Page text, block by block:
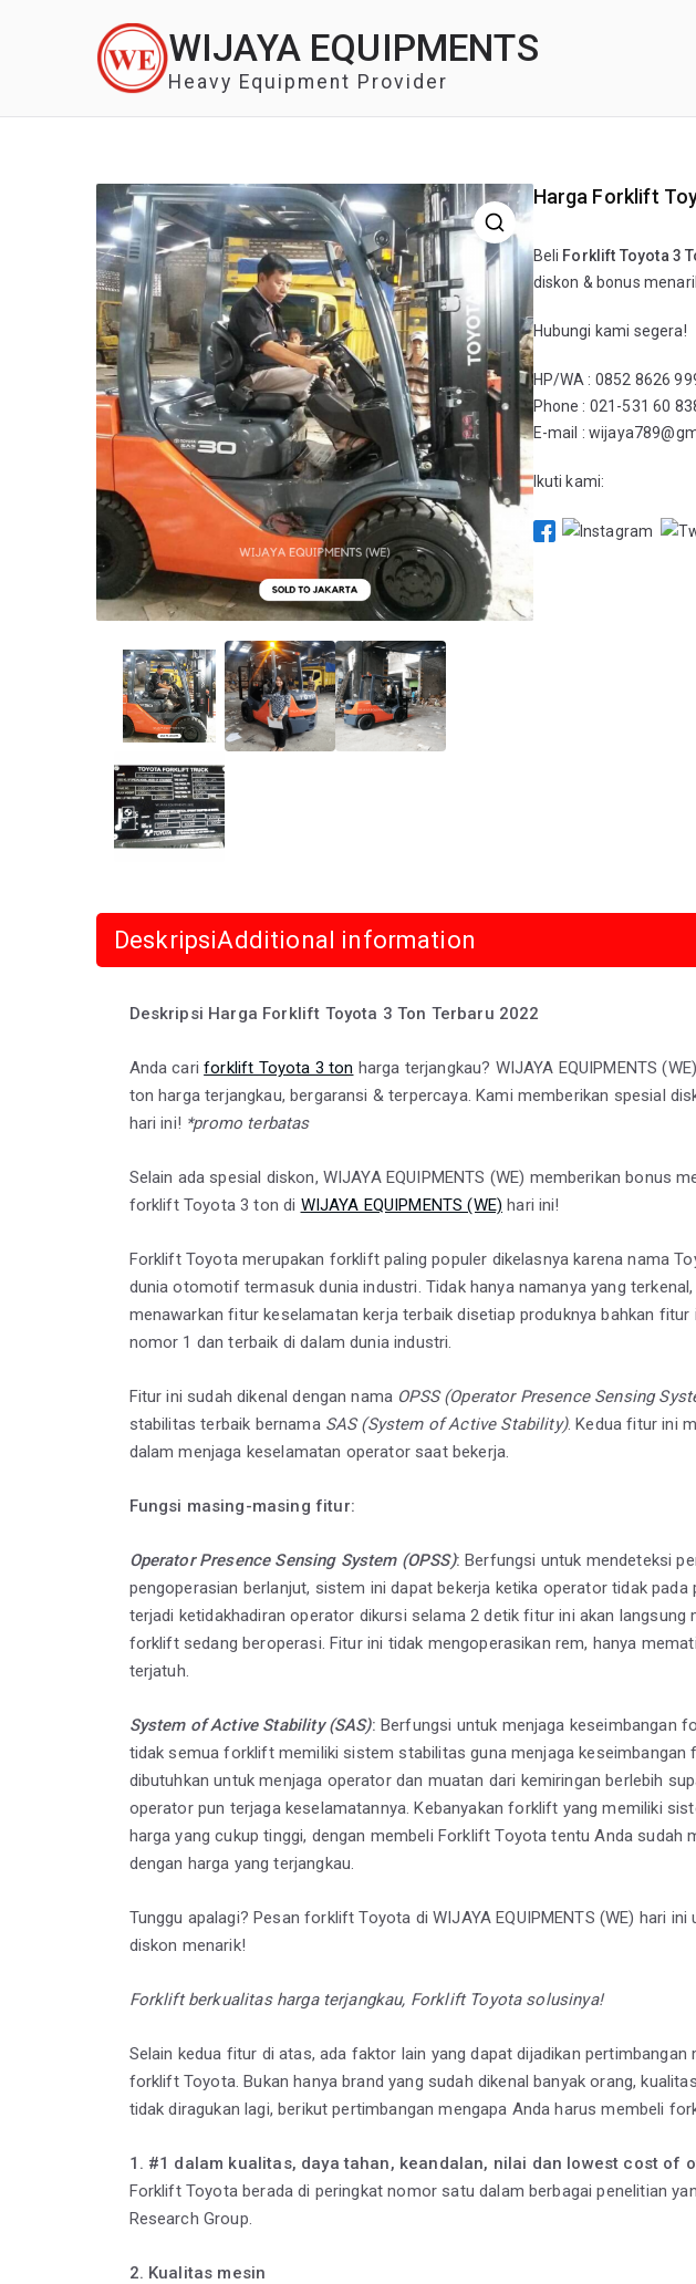
WIJAYA EQUIPMENTS
Heavy Equipment Provider
🔍
Harga Forklift
Beli Forklift Toyota 3
diskon & bonus
Hubungi kami segera!
HP/WA : 0852 8626
Phone : 021-531 60
E-mail :
Ikuti kami:
DeskripsiAdditional information
Deskripsi Harga Forklift Toyota 3 Ton Terbaru 2022
Anda cariforklift Toyota 3 ton harga terjangkau? WIJAYA EQUIPMENTS
ton harga terjangkau, bergaransi & terpercaya. Kami memberikan spesial
hari ini! *promo terbatas
Selain ada spesial diskon, WIJAYA EQUIPMENTS (WE) memberikan bonus
forklift Toyota 3 ton di WIJAYA EQUIPMENTS (WE) hari ini!
Forklift Toyota merupakan forklift paling populer dikelasnya karena nama
dunia otomotif termasuk dunia industri. Tidak hanya namanya yang
menawarkan fitur keselamatan kerja terbaik disetiap produknya bahkan
nomor 1 dan terbaik di dalam dunia industri.
Fitur ini sudah dikenal dengan nama OPSS (Operator Presence Sensing
stabilitas terbaik bernama SAS (System of Active Stability). Kedua fitur ini
dalam menjaga keselamatan operator saat bekerja.
Fungsi masing-masing fitur:
Operator Presence Sensing System (OPSS): Berfungsi untuk mendeteksi
pengoperasian berlanjut, sistem ini dapat bekerja ketika operator tidak pada
terjadi ketidakhadiran operator dikursi selama 2 detik fitur ini akan langsung
forklift sedang beroperasi. Fitur ini tidak mengoperasikan rem, hanya
terjatuh.
System of Active Stability (SAS): Berfungsi untuk menjaga keseimbangan
tidak semua forklift memiliki sistem stabilitas guna menjaga keseimbangan
dibutuhkan untuk menjaga operator dan muatan dari kemiringan berlebih
operator pun terjaga keselamatannya. Kebanyakan forklift yang memiliki
harga yang cukup tinggi, dengan membeli Forklift Toyota tentu Anda sudah
dengan harga yang terjangkau.
Tunggu apalagi? Pesan forklift Toyota di WIJAYA EQUIPMENTS (WE) hari
diskon menarik!
Forklift berkualitas harga terjangkau, Forklift Toyota solusinya!
Selain kedua fitur di atas, ada faktor lain yang dapat dijadikan pertimbangan
forklift Toyota. Bukan hanya brand yang sudah dikenal banyak orang,
tidak diragukan lagi, berikut pertimbangan mengapa Anda harus membeli
1. #1 dalam kualitas, daya tahan, keandalan, nilai dan lowest cost of
Forklift Toyota berada di peringkat nomor satu dalam berbagai penelitian
Research Group.
2. Kualitas mesin